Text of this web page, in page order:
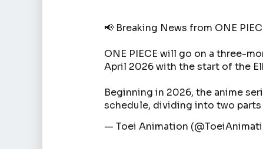
📢 Breaking News from ONE
ONE PIECE will go on a three-
April 2026 with the start of the
Beginning in 2026, the anime
schedule, dividing into two
— Toei Animation